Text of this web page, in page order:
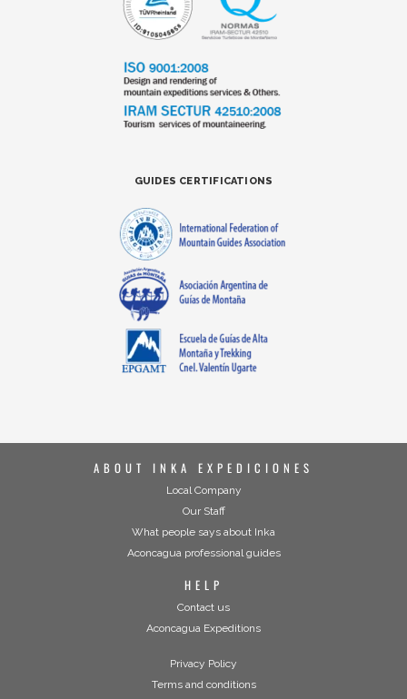
GUIDES CERTIFICATIONS
ABOUT INKA EXPEDICIONES
Local Company
Our Staff
What people says about Inka
Aconcagua professional guides
HELP
Contact us
Aconcagua Expeditions
Privacy Policy
Terms and conditions